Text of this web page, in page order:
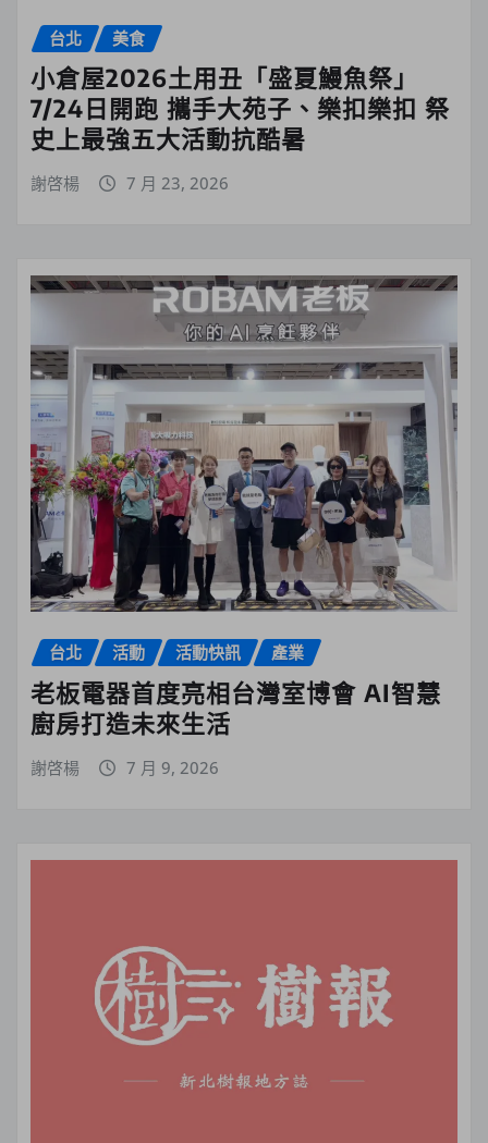
台北 美食
小倉屋2026土用丑「盛夏鰻魚祭」
7/24日開跑 攜手大苑子、樂扣樂扣 祭
史上最強五大活動抗酷暑
謝啓楊 7 月 23, 2026
台北 活動 活動快訊 產業
老板電器首度亮相台灣室博會 AI智慧
廚房打造未來生活
謝啓楊 7 月 9, 2026